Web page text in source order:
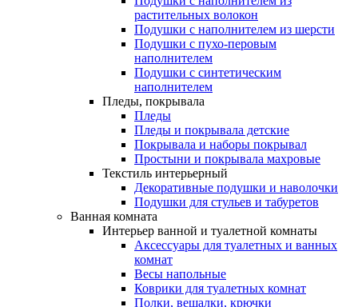
растительных волокон
Подушки с наполнителем из шерсти
Подушки с пухо-перовым
наполнителем
Подушки с синтетическим
наполнителем
Пледы, покрывала
Пледы
Пледы и покрывала детские
Покрывала и наборы покрывал
Простыни и покрывала махровые
Текстиль интерьерный
Декоративные подушки и наволочки
Подушки для стульев и табуретов
Ванная комната
Интерьер ванной и туалетной комнаты
Аксессуары для туалетных и ванных
комнат
Весы напольные
Коврики для туалетных комнат
Полки, вешалки, крючки